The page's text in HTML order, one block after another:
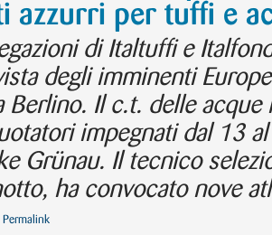
azzurri per tuffi e
di Italtuffi e
degli imminenti
Berlino. Il c.t. delle acque
impegnati dal 13
Grünau. Il tecnico
ha convocato nove
Permalink